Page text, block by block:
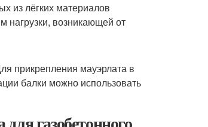
из лёгких материалов
нагрузки, возникающей от
прикрепления мауэрлата в
балки можно использовать